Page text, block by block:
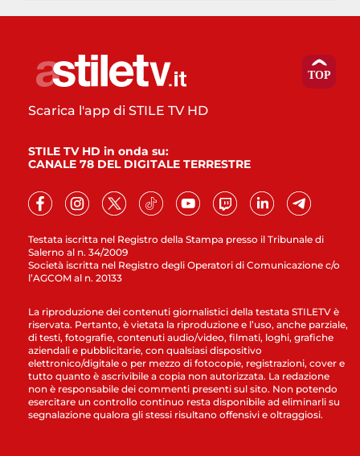
Testata iscritta nel Registro della Stampa presso il Tribunale di
Salerno al n. 34/2009
Società iscritta nel Registro degli Operatori di Comunicazione c/o
l’AGCOM al n. 20133
Scarica l'app di STILE TV HD
STILE TV HD in onda su:
CANALE 78 DEL DIGITALE TERRESTRE
La riproduzione dei contenuti giornalistici della testata STILETV è
riservata. Pertanto, è vietata la riproduzione e l’uso, anche parziale,
di testi, fotografie, contenuti audio/video, filmati, loghi, grafiche
aziendali e pubblicitarie, con qualsiasi dispositivo
elettronico/digitale o per mezzo di fotocopie, registrazioni, cover e
tutto quanto è ascrivibile a copia non autorizzata. La redazione
non è responsabile dei commenti presenti sul sito. Non potendo
esercitare un controllo continuo resta disponibile ad eliminarli su
segnalazione qualora gli stessi risultano offensivi e oltraggiosi.